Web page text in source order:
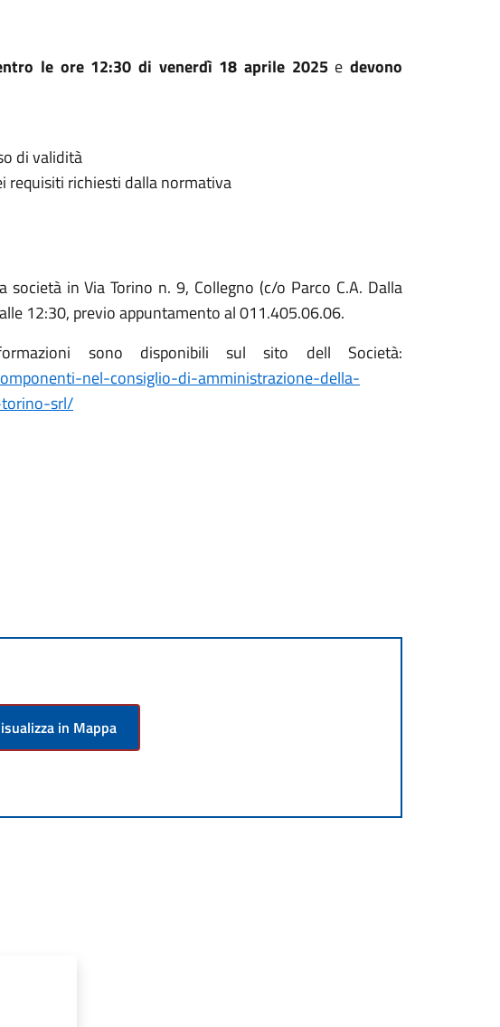
le ore 12:30 di venerdì 18 aprile 2025edevono
di validità
requisiti richiesti dalla normativa
società in Via Torino n. 9, Collegno (c/o Parco C.A. Dalla
12:30, previo appuntamento al 011.405.06.06.
sono disponibili sul sito dell Società:
nel-consiglio-di-amministrazione-della-
srl/
in Mappa